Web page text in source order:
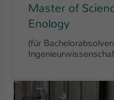
Master of
Enology
(für